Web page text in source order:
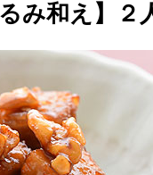
み和え】２